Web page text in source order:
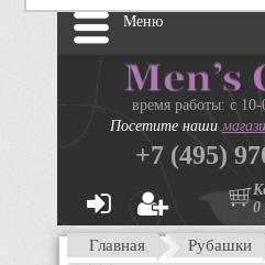
Меню
время работы: с
Посетите наши
+7 (495)
0
Главная
Рубашки